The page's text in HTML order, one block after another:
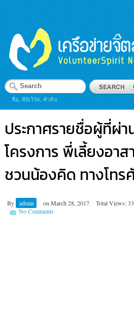
ชื่อ, คีย์เวิร์ด, คำค้น
ประกาศรายชื่อผู้ที่ผ่
โครงการ พี่เลี้ยงอา
ชวนน้องคิด ทางโทร
By admin on March 28, 2017 Total Views:
No Comments